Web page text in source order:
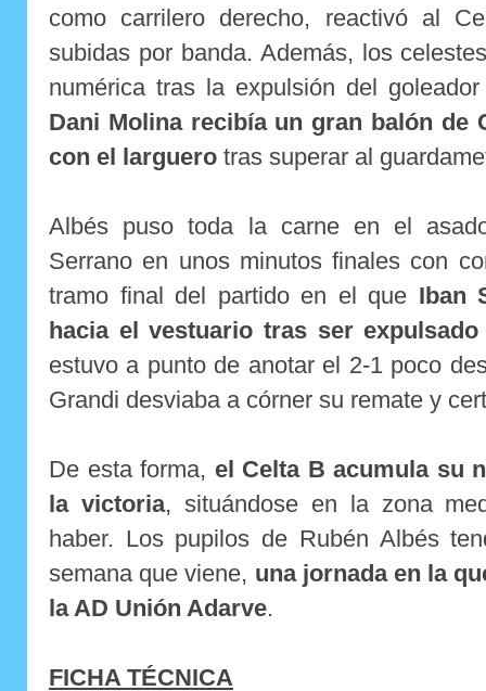
como carrilero derecho, reactivó al
subidas por banda. Además, los
numérica tras la expulsión del
Dani Molina recibía un gran balón de
con el larguero tras superar al
Albés puso toda la carne en el
Serrano en unos minutos finales con
tramo final del partido en el que Iban
hacia el vestuario tras ser
estuvo a punto de anotar el 2-1 poco
Grandi desviaba a córner su remate y
De esta forma, el Celta B acumula su
la victoria, situándose en la zona
haber. Los pupilos de Rubén Albés
semana que viene, una jornada en la
la AD Unión Adarve.
FICHA TÉCNICA